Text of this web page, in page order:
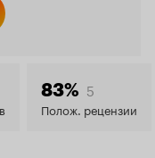
83% 5
Полож. рецензии